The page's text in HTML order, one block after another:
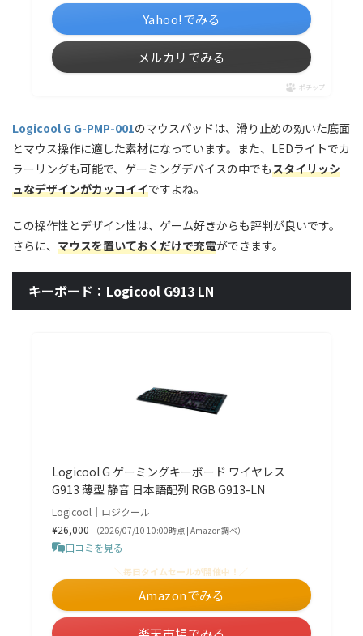
Yahoo!でみる
メルカリでみる
ポチップ
Logicool G G-PMP-001のマウスパッドは、滑り止めの効いた底面
とマウス操作に適した素材になっています。また、LEDライトでカ
ラーリングも可能で、ゲーミングデバイスの中でもスタイリッシ
ュなデザインがカッコイイですよね。
この操作性とデザイン性は、ゲーム好きからも評判が良いです。
さらに、 マウスを置いておくだけで充電ができます。
キーボード：Logicool G913 LN
Logicool G ゲーミングキーボード ワイヤレス
G913 薄型 静音 日本語配列 RGB G913-LN
Logicool｜ロジクール
¥26,000
（2026/07/10 10:00時点 | Amazon調べ）
口コミを見る
＼毎日タイムセールが開催中！／
Amazonでみる